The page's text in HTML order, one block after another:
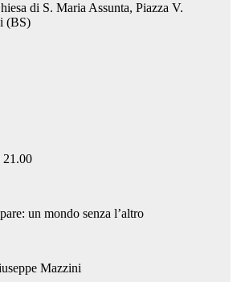
di S. Maria Assunta, Piazza V.
(BS)
un mondo senza l’altro
Mazzini